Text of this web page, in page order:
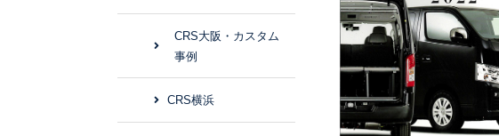
CRS大阪・カスタム
事例
CRS横浜